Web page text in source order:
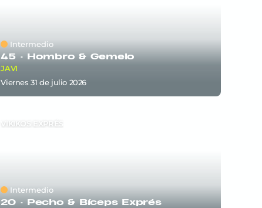
Intermedio
45 · Hombro & Gemelo
JAVI
viernes 31 de julio 2026
VIKIKOS EXPRÉS
Intermedio
20 · Pecho & Bíceps Exprés